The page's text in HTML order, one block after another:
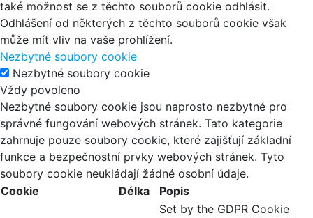
také možnost se z těchto souborů cookie odhlásit.
Odhlášení od některých z těchto souborů cookie však
může mít vliv na vaše prohlížení.
Nezbytné soubory cookie
Nezbytné soubory cookie
Vždy povoleno
Nezbytné soubory cookie jsou naprosto nezbytné pro
správné fungování webových stránek. Tato kategorie
zahrnuje pouze soubory cookie, které zajišťují základní
funkce a bezpečnostní prvky webových stránek. Tyto
soubory cookie neukládají žádné osobní údaje.
Cookie
Délka Popis
Set by the GDPR Cookie